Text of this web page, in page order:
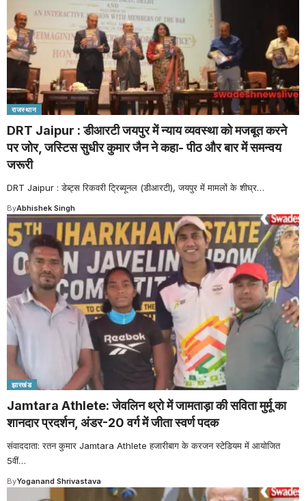
राजस्थान
DRT Jaipur : डीआरटी जयपुर में न्याय व्यवस्था को मजबूत करने
पर जोर, जस्टिस सुधीर कुमार जैन ने कहा- पीठ और बार में समन्वय
जरूरी
DRT Jaipur : डेब्ट्स रिकवरी ट्रिब्यूनल (डीआरटी), जयपुर में मामलों के शीघ्र…
ByAbhishek Singh
झारखंड
Jamtara Athlete: जेवलिन थ्रो में जामताड़ा की सविता मुर्मू का
शानदार प्रदर्शन, अंडर-20 वर्ग में जीता स्वर्ण पदक
संवाददाता: रतन कुमार Jamtara Athlete हजारीबाग के करजन स्टेडियम में आयोजित
5वीं…
ByYoganand Shrivastava